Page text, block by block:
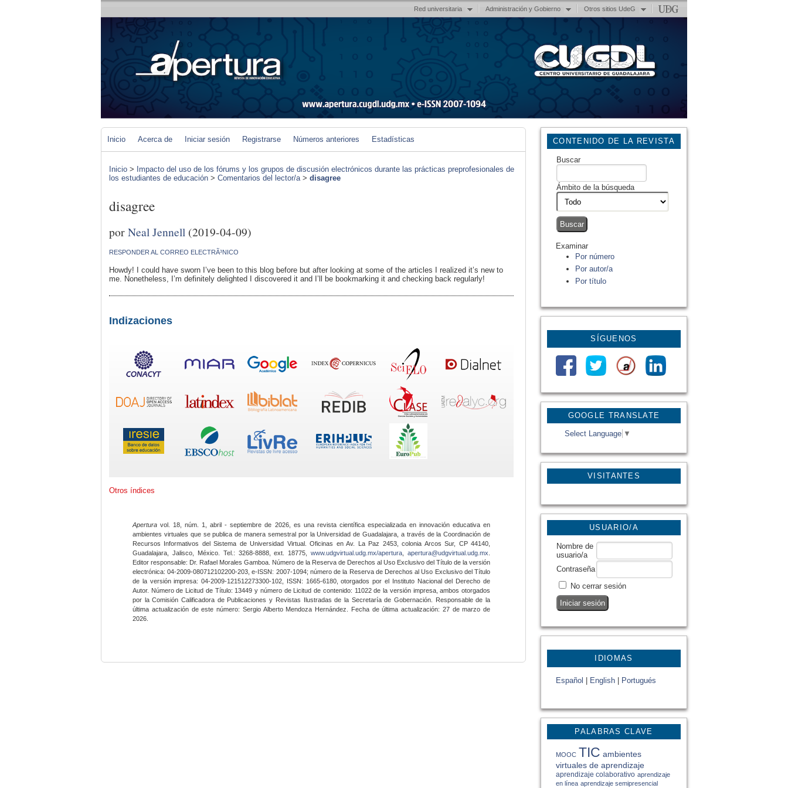
Red universitaria Administración y Gobierno Otros sitios UdeG
GOOGLE TRANSLATE
Select Language ▼
VISITANTES
CONTENIDO DE LA REVISTA
Buscar
Ámbito de la búsqueda
Examinar
Por número
Por autor/a
Por título
SÍGUENOS
USUARIO/A
Nombre de
usuario/a
Contraseña
No cerrar sesión
IDIOMAS
Español English Portugués
PALABRAS CLAVE
MOOC TIC ambientes
virtuales de aprendizaje
aprendizaje colaborativo aprendizaje
en línea aprendizaje semipresencial
Inicio Acerca de Iniciar sesión Registrarse Números anteriores Estadísticas
Inicio > Impacto del uso de los fórums y los grupos de discusión electrónicos durante las prácticas preprofesionales de
los estudiantes de educación > Comentarios del lector/a> disagree
disagree
porNeal Jennell (2019-04-09)
RESPONDER AL CORREO ELECTRÃ³NICO
Howdy! I could have sworn I’ve been to this blog before but after looking at some of the articles I realized it’s new to
me. Nonetheless, I’m definitely delighted I discovered it and I’ll be bookmarking it and checking back regularly!
Indizaciones
Otros índices
Apertura vol. 18, núm. 1, abril - septiembre de 2026, es una revista científica especializada en innovación educativa en
ambientes virtuales que se publica de manera semestral por la Universidad de Guadalajara, a través de la Coordinación de
Recursos Informativos del Sistema de Universidad Virtual. Oficinas en Av. La Paz 2453, colonia Arcos Sur, CP 44140,
Guadalajara, Jalisco, México. Tel.: 3268-8888, ext. 18775,www.udgvirtual.udg.mx/apertura apertura@udgvirtual.udg.mx
Editor responsable: Dr. Rafael Morales Gamboa. Número de la Reserva de Derechos al Uso Exclusivo del Título de la versión
electrónica: 04-2009-080712102200-203, e-ISSN: 2007-1094; número de la Reserva de Derechos al Uso Exclusivo del Título
de la versión impresa: 04-2009-121512273300-102, ISSN: 1665-6180, otorgados por el Instituto Nacional del Derecho de
Autor. Número de Licitud de Título: 13449 y número de Licitud de contenido: 11022 de la versión impresa, ambos otorgados
por la Comisión Calificadora de Publicaciones y Revistas Ilustradas de la Secretaría de Gobernación. Responsable de la
última actualización de este número: Sergio Alberto Mendoza Hernández. Fecha de última actualización: 27 de marzo de
2026.